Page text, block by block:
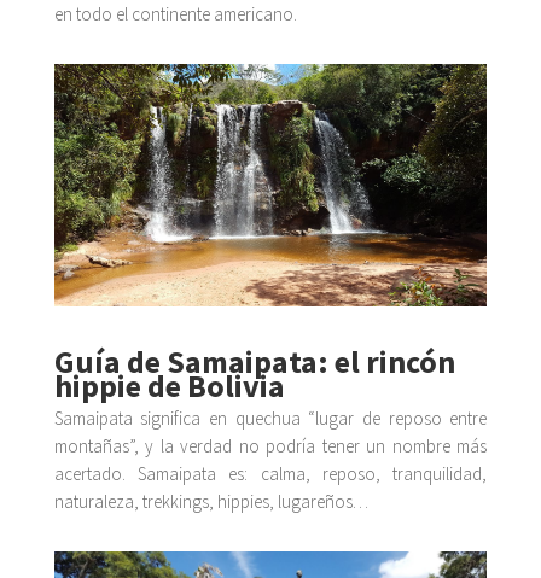
en todo el continente americano.
Guía de Samaipata: el rincón
hippie de Bolivia
Samaipata significa en quechua “lugar de reposo entre
montañas”, y la verdad no podría tener un nombre más
acertado. Samaipata es: calma, reposo, tranquilidad,
naturaleza, trekkings, hippies, lugareños…